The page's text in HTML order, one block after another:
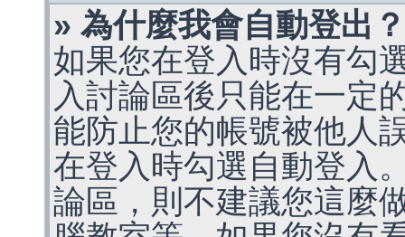
» 為什麼我會自動登出？
如果您在登入時沒有勾
入討論區後只能在一定
能防止您的帳號被他人
在登入時勾選自動登入
論區，則不建議您這麼